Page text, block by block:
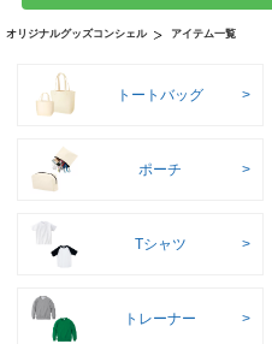
オリジナルグッズコンシェル アイテム一覧
トートバッグ
ポーチ
Tシャツ
トレーナー